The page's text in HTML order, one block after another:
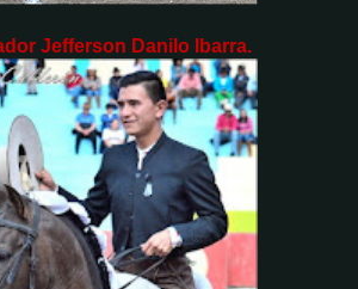
Jefferson Danilo Ibarra.